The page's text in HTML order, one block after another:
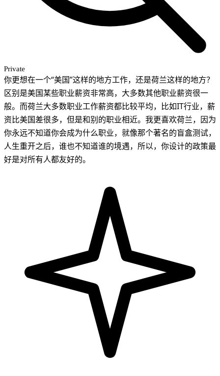
Private
你更想在一个“美国”这样的地方工作，还是荷兰这样的地方？
区别是美国某些职业薪资非常高，大多数其他职业薪资很一
般。而荷兰大多数职业工作薪资都比较平均，比如IT行业，薪
资比美国差很多，但是和别的职业相近。我更喜欢荷兰，因为
你永远不知道你会成为什么职业，就像那个著名的盲盒测试，
人生重开之后，谁也不知道谁的境遇，所以，你设计的政策最
好是对所有人都友好的。